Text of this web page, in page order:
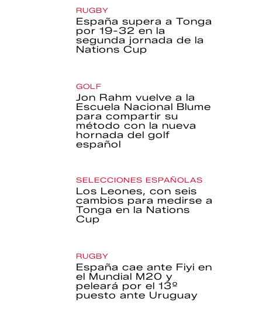
RUGBY
España supera a Tonga
por 19-32 en la
segunda jornada de la
Nations Cup
GOLF
Jon Rahm vuelve a la
Escuela Nacional Blume
para compartir su
método con la nueva
hornada del golf
español
SELECCIONES ESPAÑOLAS
Los Leones, con seis
cambios para medirse a
Tonga en la Nations
Cup
RUGBY
España cae ante Fiyi en
el Mundial M20 y
peleará por el 13º
puesto ante Uruguay